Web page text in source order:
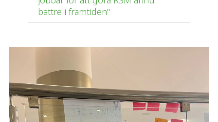
bättre i framtiden"